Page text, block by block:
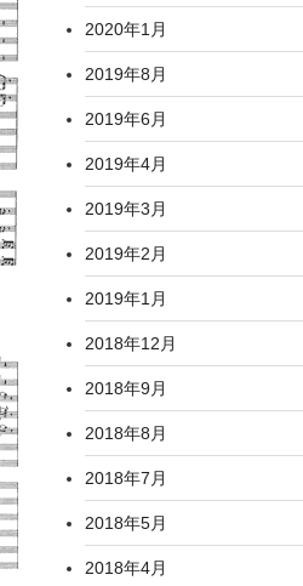
2020年1月
2019年8月
2019年6月
2019年4月
2019年3月
2019年2月
2019年1月
2018年12月
2018年9月
2018年8月
2018年7月
2018年5月
2018年4月